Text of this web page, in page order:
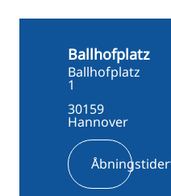
Ballhofplatz
Ballhofplatz
1
30159
Hannover
Åbningstider